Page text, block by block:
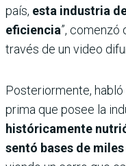
país, esta industria
eficiencia”, comenzó
través de un video
Posteriormente,
prima que posee la
históricamente
sentó bases de